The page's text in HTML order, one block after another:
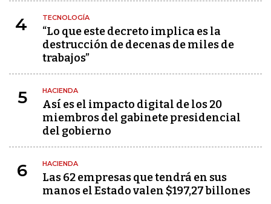
4 TECNOLOGÍA
“Lo que este decreto implica es la
destrucción de decenas de miles de
trabajos”
5 HACIENDA
Así es el impacto digital de los 20
miembros del gabinete presidencial
del gobierno
6 HACIENDA
Las 62 empresas que tendrá en sus
manos el Estado valen $197,27 billones